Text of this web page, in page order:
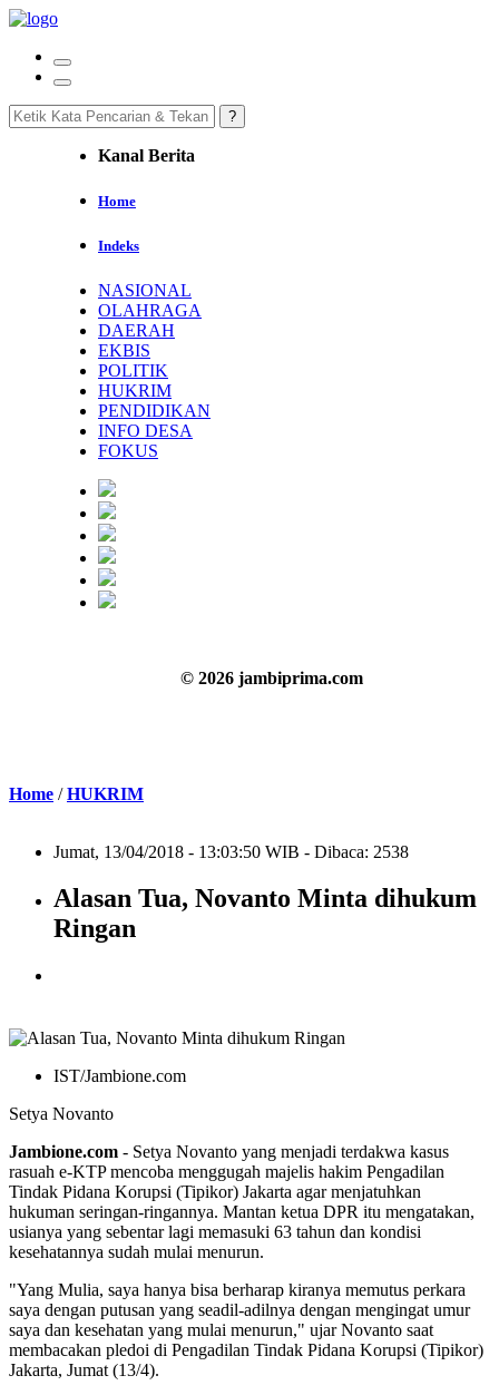
Kanal Berita
Home
Indeks
NASIONAL
OLAHRAGA
DAERAH
EKBIS
POLITIK
HUKRIM
PENDIDIKAN
INFO DESA
FOKUS
© 2026 jambiprima.com
Home /HUKRIM
Jumat, 13/04/2018 - 13:03:50 WIB - Dibaca: 2538
Alasan Tua, Novanto Minta dihukum
Ringan
IST/Jambione.com
Setya Novanto
Jambione.com - Setya Novanto yang menjadi terdakwa kasus
rasuah e-KTP mencoba menggugah majelis hakim Pengadilan
Tindak Pidana Korupsi (Tipikor) Jakarta agar menjatuhkan
hukuman seringan-ringannya. Mantan ketua DPR itu mengatakan,
usianya yang sebentar lagi memasuki 63 tahun dan kondisi
kesehatannya sudah mulai menurun.
"Yang Mulia, saya hanya bisa berharap kiranya memutus perkara
saya dengan putusan yang seadil-adilnya dengan mengingat umur
saya dan kesehatan yang mulai menurun," ujar Novanto saat
membacakan pledoi di Pengadilan Tindak Pidana Korupsi (Tipikor)
Jakarta, Jumat (13/4).